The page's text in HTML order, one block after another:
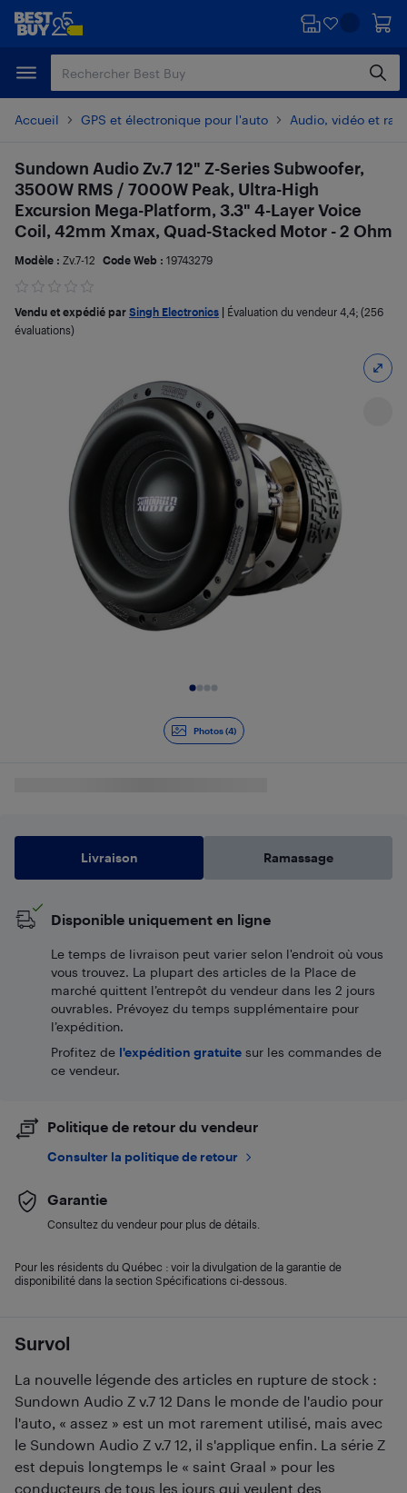
Passer
principal
Passer
Accueil GPS et électronique pour l'auto Audio, vidéo et
Photos (4)
Survol
La nouvelle légende des articles en rupture de stock :
Sundown Audio Z v.7 12 Dans le monde de l'audio pour
l'auto, « assez » est un mot rarement utilisé, mais avec
le Sundown Audio Z v.7 12, il s'applique enfin. La série Z
est depuis longtemps le « saint Graal » pour les
conducteurs de tous les jours qui veulent des
Sundown Audio Zv.7 12" Z-Series Subwoofer,
3500W RMS / 7000W Peak, Ultra-High
Excursion Mega-Platform, 3.3" 4-Layer Voice
Coil, 42mm Xmax, Quad-Stacked Motor - 2 Ohm
Modèle : Zv.7-12 Code Web : 19743279
Vendu et expédié par Singh Electronics Évaluation du vendeur 4,4; (256
évaluations)
Livraison Ramassage
Disponible uniquement en ligne
Le temps de livraison peut varier selon l'endroit où vous
vous trouvez. La plupart des articles de la Place de
marché quittent l’entrepôt du vendeur dans les 2 jours
ouvrables. Prévoyez du temps supplémentaire pour
l’expédition.
Profitez de l'expédition gratuite sur les commandes de
ce vendeur.
Politique de retour du vendeur
Consulter la politique de retour
Garantie
Consultez du vendeur pour plus de détails.
Pour les résidents du Québec : voir la divulgation de la garantie de
disponibilité dans la section Spécifications ci-dessous.